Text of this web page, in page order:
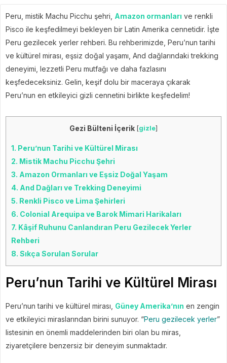
Peru, mistik Machu Picchu şehri, Amazon ormanları ve renkli
Pisco ile keşfedilmeyi bekleyen bir Latin Amerika cennetidir. İşte
Peru gezilecek yerler rehberi. Bu rehberimizde, Peru’nun tarihi
ve kültürel mirası, eşsiz doğal yaşamı, And dağlarındaki trekking
deneyimi, lezzetli Peru mutfağı ve daha fazlasını
keşfedeceksiniz. Gelin, keşif dolu bir maceraya çıkarak
Peru’nun en etkileyici gizli cennetini birlikte keşfedelim!
Gezi Bülteni İçerik [gizle]
1. Peru’nun Tarihi ve Kültürel Mirası
2. Mistik Machu Picchu Şehri
3. Amazon Ormanları ve Eşsiz Doğal Yaşam
4. And Dağları ve Trekking Deneyimi
5. Renkli Pisco ve Lima Şehirleri
6. Colonial Arequipa ve Barok Mimari Harikaları
7. Kâşif Ruhunu Canlandıran Peru Gezilecek Yerler
Rehberi
8. Sıkça Sorulan Sorular
Peru’nun Tarihi ve Kültürel Mirası
Peru’nun tarihi ve kültürel mirası, Güney Amerika’nın en zengin
ve etkileyici miraslarından birini sunuyor. “Peru gezilecek yerler”
listesinin en önemli maddelerinden biri olan bu miras,
ziyaretçilere benzersiz bir deneyim sunmaktadır.